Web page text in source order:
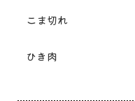
こま切れ
ひき肉